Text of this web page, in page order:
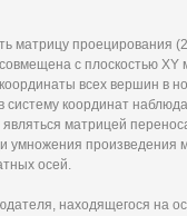
матрицу проецирования
с плоскостью
всех вершин в
координат
матрицей
умножения произведения
осей.
находящегося на